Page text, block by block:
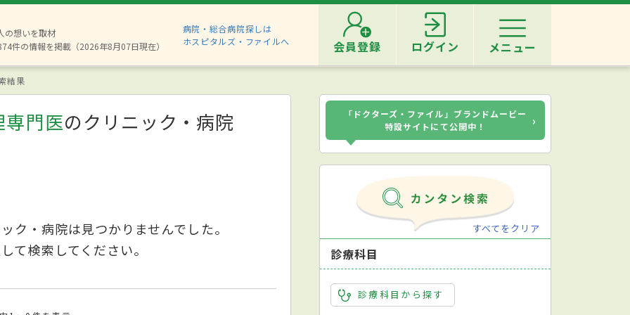
の想いを取材
件の情報を掲載（2026年8月07日現在）
病院・総合病院探しは
ホスピタルズ・ファイルへ
会員登録 ログイン メニュー
結果
門医のクリニック・病院
ク・病院は見つかりませんでした。
て検索してください。
「ドクターズ・ファイル」ブランドムービー
特設サイトにて公開中！
›
すべてをクリア
診療科目
診療科目から探す